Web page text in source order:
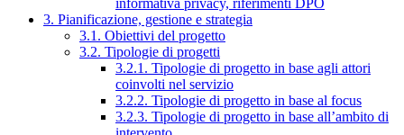
informativa privacy, riferimenti DPO
3. Pianificazione, gestione e strategia
3.1. Obiettivi del progetto
3.2. Tipologie di progetti
3.2.1. Tipologie di progetto in base agli attori
coinvolti nel servizio
3.2.2. Tipologie di progetto in base al focus
3.2.3. Tipologie di progetto in base all’ambito di